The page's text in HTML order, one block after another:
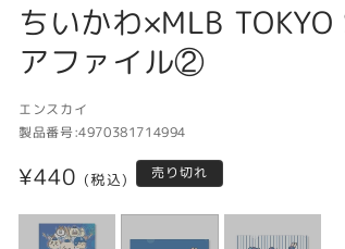
ちいかわ×MLB TOKYO
アファイル②
エンスカイ
製品番号:4970381714994
通
常
¥440 (税込) 売り切れ